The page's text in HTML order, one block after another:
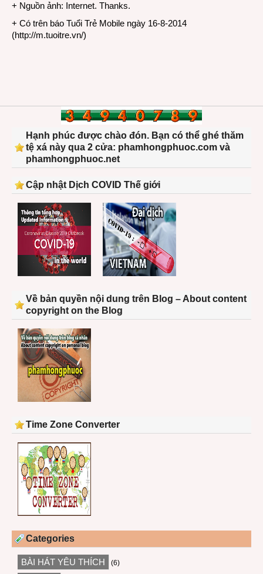
+ Nguồn ảnh: Internet. Thanks.
+ Có trên báo Tuổi Trẻ Mobile ngày 16-8-2014
(http://m.tuoitre.vn/)
Hạnh phúc được chào đón. Bạn có thể ghé thăm
tệ xá này qua 2 cửa: phamhongphuoc.com và
phamhongphuoc.net
Cập nhật Dịch COVID Thế giới
Về bản quyền nội dung trên Blog – About content
copyright on the Blog
Time Zone Converter
Categories
BÀI HÁT YÊU THÍCH (6)